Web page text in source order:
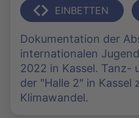
EINBETTEN
Dokumentation der
internationalen
2022 in Kassel. Tanz-
der "Halle 2" in Kassel
Klimawandel.